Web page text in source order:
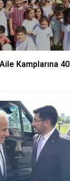
Kamplarına 40